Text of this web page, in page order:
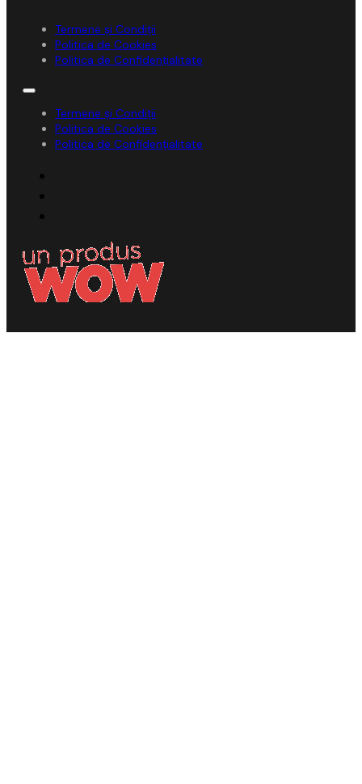
Termene și Condiții
Politica de Cookies
Politica de Confidențialitate
Termene și Condiții
Politica de Cookies
Politica de Confidențialitate